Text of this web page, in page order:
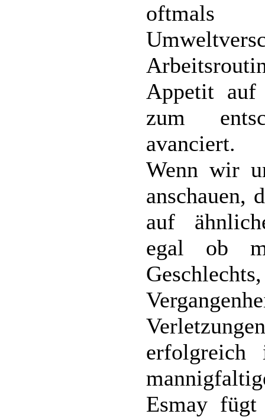
oftmals
Appetit auf
zum
avanciert.
Wenn wir
anschauen,
auf
egal ob
erfolgreich
Esmay